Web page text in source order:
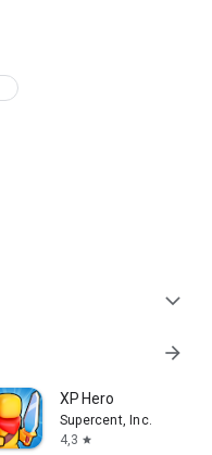
expand_more
arrow_forward
XP Hero
Supercent, Inc.
4,3 star